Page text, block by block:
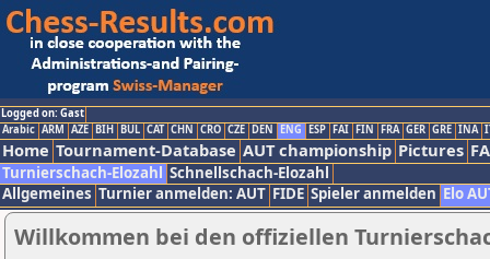
Logged on: Gast
Arabic ARM AZE BIH BUL CAT CHN CRO CZE DEN ENG ESP FAI FIN FRA GER GRE INA
Home Tournament-Database AUT championship Pictures
Turnierschach-Elozahl Schnellschach-Elozahl
Allgemeines Turnier anmelden: AUT FIDE Spieler anmelden Elo
Willkommen bei den offiziellen